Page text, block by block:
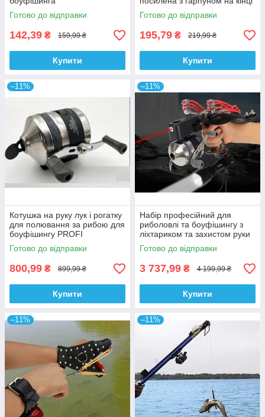
Готово до відправки
142,39 ₴ 159,99 ₴
Купити
Готово до відправки
195,79 ₴ 219,99 ₴
Купити
–11%
Котушка на руку лук і рогатку
для полювання за рибою для
боуфішингу PROFI
Готово до відправки
800,99 ₴ 899,99 ₴
Купити
–11%
Набір професійний для
риболовлі та боуфішингу з
ліхтариком та захистом руки
Готово до відправки
3 737,99 ₴ 4 199,99 ₴
Купити
–11% –11%